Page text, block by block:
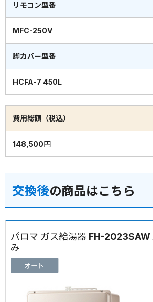
リモコン型番
MFC-250V
脚カバー型番
HCFA-7 450L
費用総額（税込）
148,500円
交換後の商品はこちら
パロマ ガス給湯器 FH-2023SAW
み